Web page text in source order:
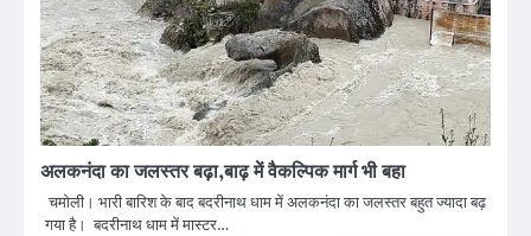
अलकनंदा का जलस्तर बढ़ा,बाढ़ में वैकल्पिक मार्ग भी बहा
चमोली। भारी बारिश के बाद बदरीनाथ धाम में अलकनंदा का जलस्तर बहुत ज्यादा बढ़
गया है। बदरीनाथ धाम में मास्टर…